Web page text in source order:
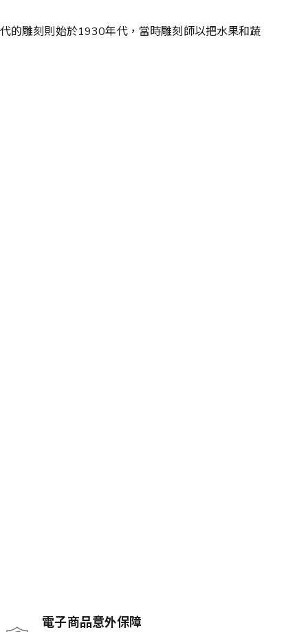
的雕刻則始於1930年代，當時雕刻師以把水果和蔬
電子商品意外保障